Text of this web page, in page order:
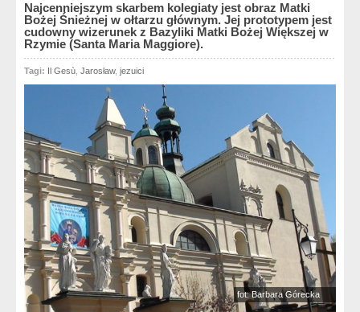
Najcenniejszym skarbem kolegiaty jest obraz Matki
Bożej Śnieżnej w ołtarzu głównym. Jej prototypem jest
cudowny wizerunek z Bazyliki Matki Bożej Większej w
Rzymie (Santa Maria Maggiore).
Tagi: Il Gesù Jarosław, jezuici
fot: Barbara Górecka